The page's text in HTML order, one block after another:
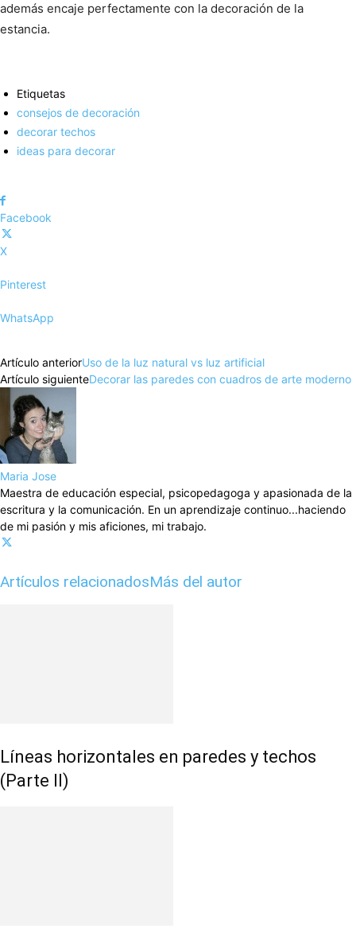
además encaje perfectamente con la decoración de la
estancia.
Etiquetas
consejos de decoración
decorar techos
ideas para decorar
Facebook
X
Pinterest
WhatsApp
Artículo anteriorUso de la luz natural vs luz artificial
Artículo siguienteDecorar las paredes con cuadros de arte moderno
Maria Jose
Maestra de educación especial, psicopedagoga y apasionada de la
escritura y la comunicación. En un aprendizaje continuo...haciendo
de mi pasión y mis aficiones, mi trabajo.
Artículos relacionadosMás del autor
Líneas horizontales en paredes y techos
(Parte II)